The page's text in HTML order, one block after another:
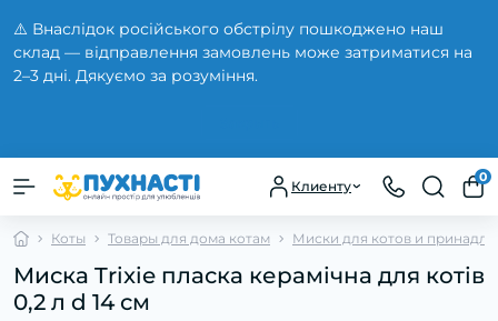
⚠️ Внаслідок російського обстрілу пошкоджено наш
склад — відправлення замовлень може затриматися на
2–3 дні. Дякуємо за розуміння.
Клиенту
0
Коты Товары для дома котам Миски для котов и
Миска Trixie пласка керамічна для котів
0,2 л d 14 см